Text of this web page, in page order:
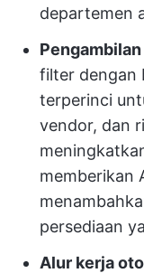
departemen
filter dengan
terperinci
vendor, dan
memberikan
persediaan
Alur kerja